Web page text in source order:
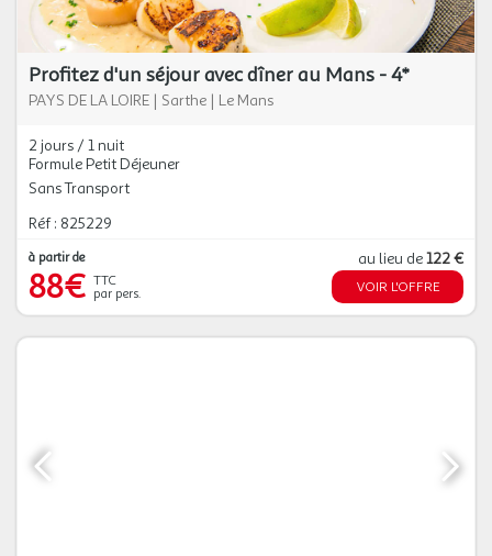
Profitez d'un séjour avec dîner au Mans - 4*
PAYS DE LA LOIRE | Sarthe | Le Mans
2 jours / 1 nuit
Formule Petit Déjeuner
Sans Transport
Réf : 825229
à partir de
88€ TTC
par pers.
au lieu de122 €
VOIR L'OFFRE